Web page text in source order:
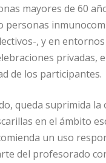
mayores de 60
personas
, y en
privadas,
de los participantes.
queda suprimida
en el ámbito
un uso
del profesorado